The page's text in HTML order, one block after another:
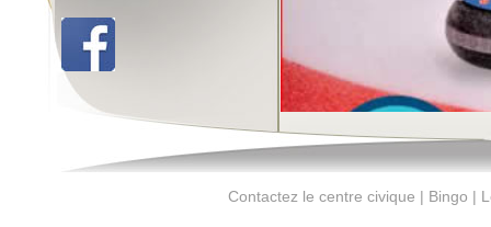
Contactez le centre civique | Bingo |